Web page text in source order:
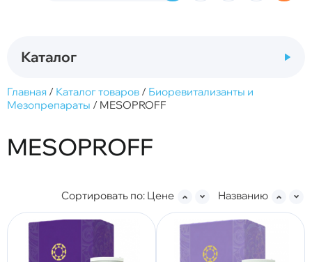
Каталог
Главная / Каталог товаров / Биоревитализанты и
Мезопрепараты / MESOPROFF
MESOPROFF
Сортировать по: Цене Названию